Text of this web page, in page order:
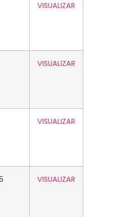
VISUALIZAR
VISUALIZAR
VISUALIZAR
VISUALIZAR